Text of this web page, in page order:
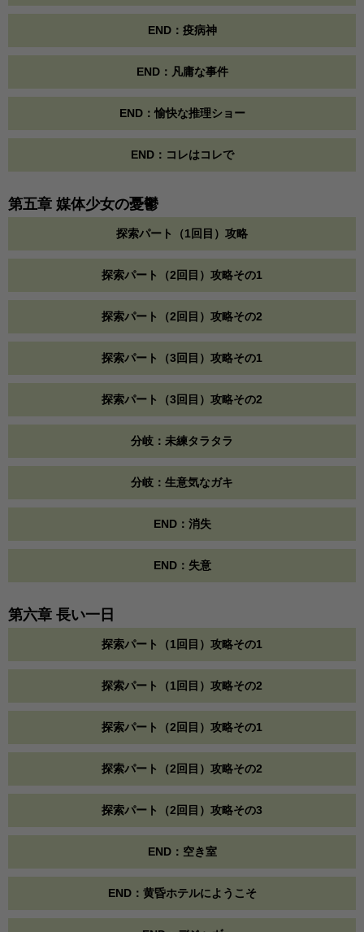
END：疫病神
END：凡庸な事件
END：愉快な推理ショー
END：コレはコレで
第五章 媒体少女の憂鬱
探索パート（1回目）攻略
探索パート（2回目）攻略その1
探索パート（2回目）攻略その2
探索パート（3回目）攻略その1
探索パート（3回目）攻略その2
分岐：未練タラタラ
分岐：生意気なガキ
END：消失
END：失意
第六章 長い一日
探索パート（1回目）攻略その1
探索パート（1回目）攻略その2
探索パート（2回目）攻略その1
探索パート（2回目）攻略その2
探索パート（2回目）攻略その3
END：空き室
END：黄昏ホテルにようこそ